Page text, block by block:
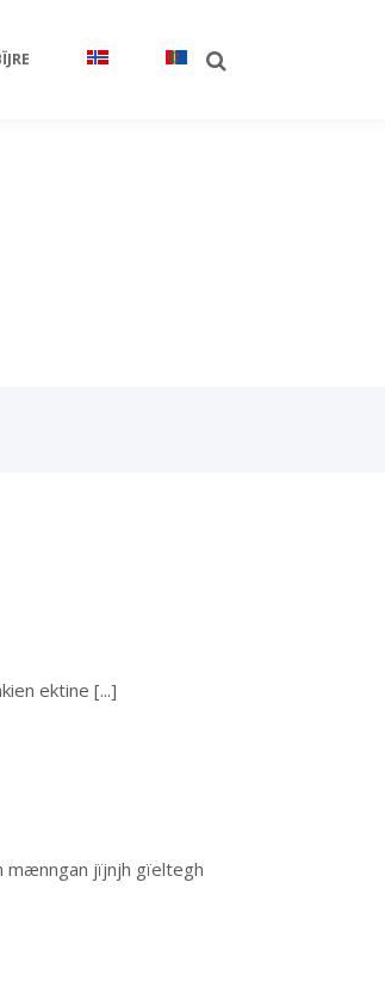
ektine [...]
mænngan jïjnjh gïeltegh